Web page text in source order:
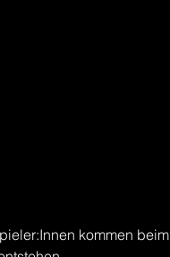
kommen beim